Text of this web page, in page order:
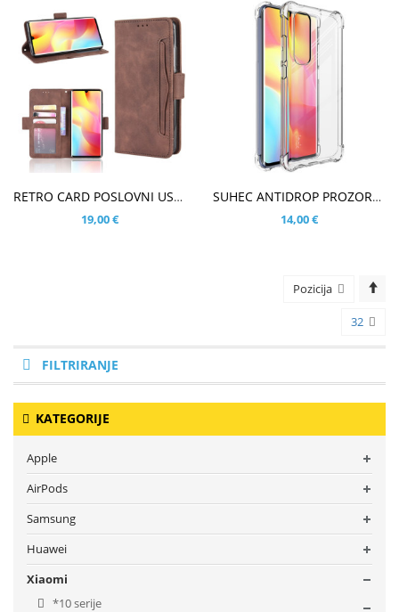
RETRO CARD POSLOVNI USPEH RJAV ETUI ZA XIAOMI MI NOTE 10 LITE
19,00 €
SUHEC ANTIDROP PROZOREN IMAK OVITEK ZA XIAOMI MI NOTE 10 LITE
14,00 €
Pozicija
32
FILTRIRANJE
KATEGORIJE
Apple
AirPods
Samsung
Huawei
Xiaomi
*10 serije